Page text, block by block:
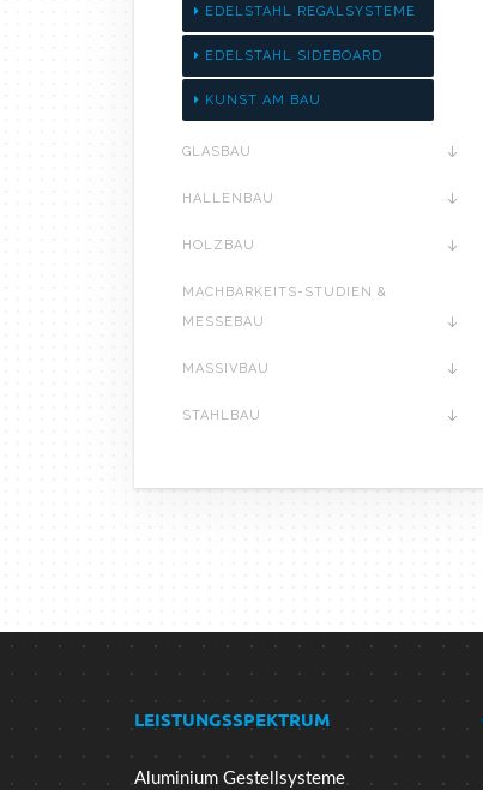
EDELSTAHL REGALSYSTEME
EDELSTAHL SIDEBOARD
KUNST AM BAU
GLASBAU
HALLENBAU
HOLZBAU
MACHBARKEITS-STUDIEN &
MESSEBAU
MASSIVBAU
STAHLBAU
LEISTUNGSSPEKTRUM
Aluminium Gestellsysteme